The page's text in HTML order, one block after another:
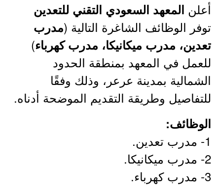
أعلن المعهد السعودي التقني للتعدين
توفر الوظائف الشاغرة التالية (مدرب
تعدين، مدرب ميكانيكا، مدرب كهرباء)
للعمل في المعهد بمنطقة الحدود
الشمالية بمدينة عرعر، وذلك وفقًا
للتفاصيل وطريقة التقديم الموضحة أدناه.
الوظائف:
1- مدرب تعدين.
2- مدرب ميكانيكا.
3- مدرب كهرباء.